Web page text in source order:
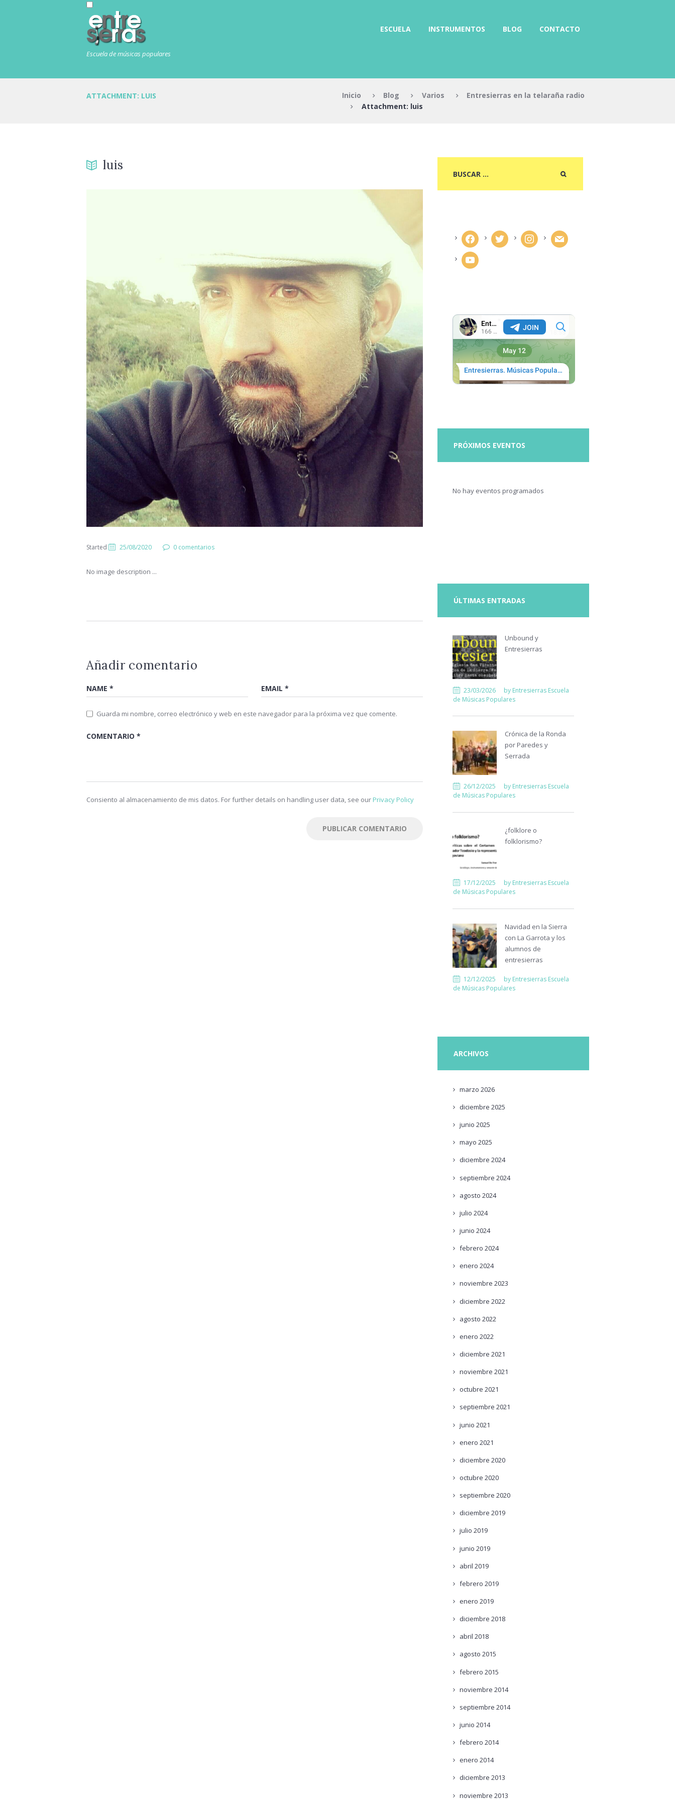
Escuela de músicas populares
ESCUELA INSTRUMENTOS BLOG CONTACTO
ATTACHMENT: LUIS Inicio Blog Varios
Entresierras en la telaraña radio
Attachment: luis
luis
Next item
luispander
Started 25/08/2020 0 comentarios
No image description ...
Añadir comentario
Guarda mi nombre, correo electrónico y web en este navegador para la próxima vez que comente.
Consiento al almacenamiento de mis datos. For further details on handling user data, see ourPrivacy Policy
facebook twitter instagrammail
youtube
PRÓXIMOS EVENTOS
No hay eventos programados
ÚLTIMAS ENTRADAS
Unbound y
Entresierras
23/03/2026 by Entresierras Escuela
de Músicas Populares
Crónica de la Ronda
por Paredes y
Serrada
26/12/2025 by Entresierras Escuela
de Músicas Populares
¿folklore o
folklorismo?
17/12/2025 by Entresierras Escuela
de Músicas Populares
Navidad en la Sierra
con La Garrota y los
alumnos de
entresierras
12/12/2025 by Entresierras Escuela
de Músicas Populares
ARCHIVOS
marzo 2026
diciembre 2025
junio 2025
mayo 2025
diciembre 2024
septiembre 2024
agosto 2024
julio 2024
junio 2024
febrero 2024
enero 2024
noviembre 2023
diciembre 2022
agosto 2022
enero 2022
diciembre 2021
noviembre 2021
octubre 2021
septiembre 2021
junio 2021
enero 2021
diciembre 2020
octubre 2020
septiembre 2020
diciembre 2019
julio 2019
junio 2019
abril 2019
febrero 2019
enero 2019
diciembre 2018
abril 2018
agosto 2015
febrero 2015
noviembre 2014
septiembre 2014
junio 2014
febrero 2014
enero 2014
diciembre 2013
noviembre 2013